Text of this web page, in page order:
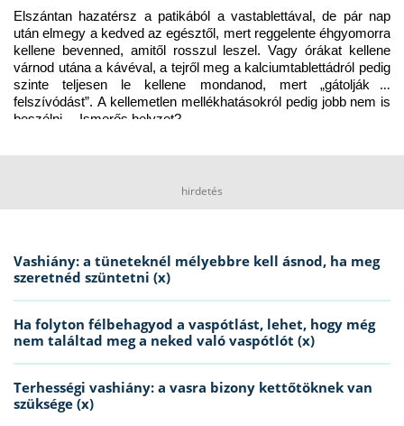
Elszántan hazatérsz a patikából a vastablettával, de pár nap
után elmegy a kedved az egésztől, mert reggelente éhgyomorra
kellene bevenned, amitől rosszul leszel. Vagy órákat kellene
várnod utána a kávéval, a tejről meg a kalciumtablettádról pedig
szinte teljesen le kellene mondanod, mert „gátolják a
felszívódást”. A kellemetlen mellékhatásokról pedig jobb nem is
beszélni… Ismerős helyzet?
hirdetés
Vashiány: a tüneteknél mélyebbre kell ásnod, ha meg
szeretnéd szüntetni (x)
Ha folyton félbehagyod a vaspótlást, lehet, hogy még
nem találtad meg a neked való vaspótlót (x)
Terhességi vashiány: a vasra bizony kettőtöknek van
szüksége (x)